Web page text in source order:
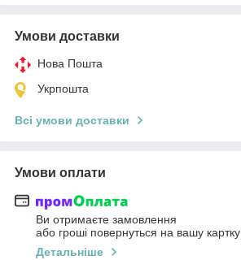
Умови доставки
Нова Пошта
Укрпошта
Всі умови доставки
Умови оплати
Ви отримаєте замовлення
або гроші повернуться на вашу картку
Детальніше